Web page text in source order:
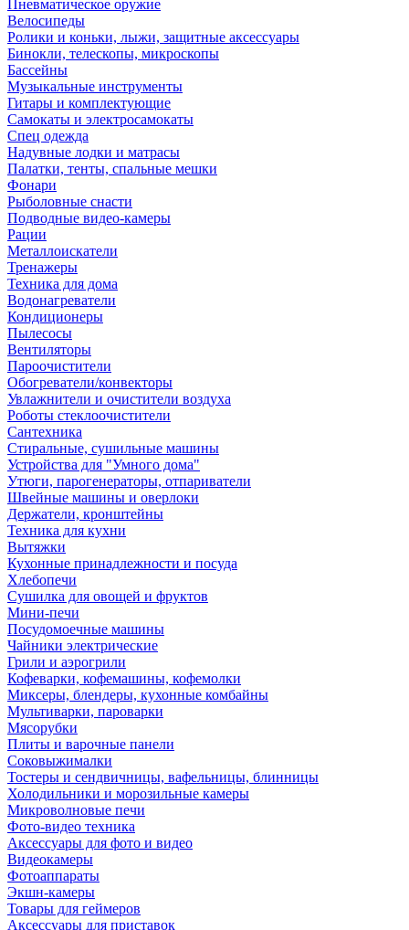
Пневматическое оружие
Велосипеды
Ролики и коньки, лыжи, защитные аксессуары
Бинокли, телескопы, микроскопы
Бассейны
Музыкальные инструменты
Гитары и комплектующие
Самокаты и электросамокаты
Спец одежда
Надувные лодки и матрасы
Палатки, тенты, спальные мешки
Фонари
Рыболовные снасти
Подводные видео-камеры
Рации
Металлоискатели
Тренажеры
Техника для дома
Водонагреватели
Кондиционеры
Пылесосы
Вентиляторы
Пароочистители
Обогреватели/конвекторы
Увлажнители и очистители воздуха
Роботы стеклоочистители
Сантехника
Стиральные, сушильные машины
Устройства для "Умного дома"
Утюги, парогенераторы, отпариватели
Швейные машины и оверлоки
Держатели, кронштейны
Техника для кухни
Вытяжки
Кухонные принадлежности и посуда
Хлебопечи
Сушилка для овощей и фруктов
Мини-печи
Посудомоечные машины
Чайники электрические
Грили и аэрогрили
Кофеварки, кофемашины, кофемолки
Миксеры, блендеры, кухонные комбайны
Мультиварки, пароварки
Мясорубки
Плиты и варочные панели
Соковыжималки
Тостеры и сендвичницы, вафельницы, блинницы
Холодильники и морозильные камеры
Микроволновые печи
Фото-видео техника
Аксессуары для фото и видео
Видеокамеры
Фотоаппараты
Экшн-камеры
Товары для геймеров
Аксессуары для приставок